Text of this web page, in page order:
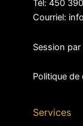
Tél: 450
Courriel:
Session
Politique
Services